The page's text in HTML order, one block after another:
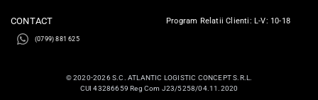
CONTACT
(0799) 881 625
Program Relatii Clienti: L-V: 10-18
© 2020-2026 S.C. ATLANTIC LOGISTIC CONCEPT S.R.L.
CUI 43286659 Reg Com J23/5258/04.11.2020